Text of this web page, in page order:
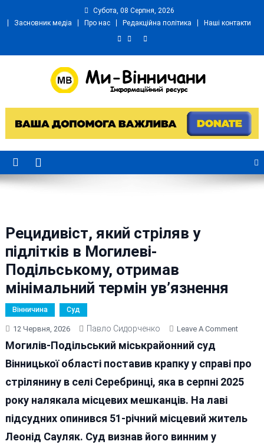
Субота, 08 Серпня, 2026
Засновник медіа
Про нас Редакційна політика Наші контакти
Ми Вінничани
Рецидивіст, який стріляв у
підлітків в Могилеві-
Подільському, отримав
мінімальний термін ув’язнення
Вінничина Суд
12 Червня, 2026 Павло Сидорченко Leave A CommentOn
У
Могилів-Подільський міськрайонний суд
Вінницької області поставив крапку у справі про
стрілянину в селі Серебринці, яка в серпні 2025
року налякала місцевих мешканців. На лаві
підсудних опинився 51-річний місцевий житель
Леонід Сауляк. Суд визнав його винним у